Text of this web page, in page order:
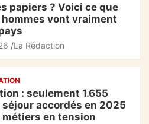
papiers ? Voici ce que
vont vraiment
La Rédaction
: seulement 1.655
accordés en 2025
métiers en tension